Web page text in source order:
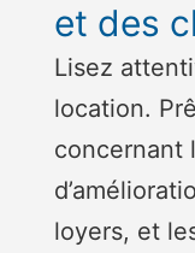
et des
Lisez
location.
concernant
loyers, et